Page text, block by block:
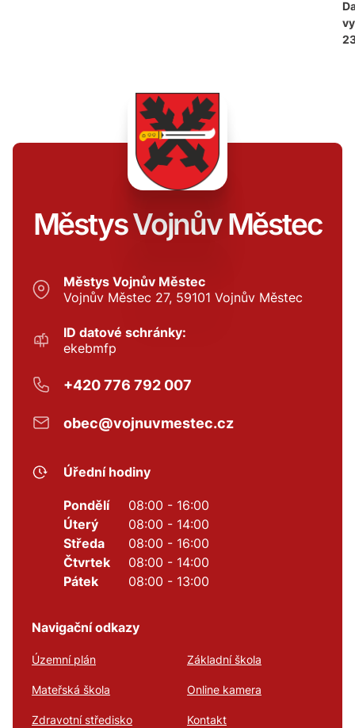
Městys Vojnův Městec
Městys Vojnův Městec
Vojnův Městec 27, 59101 Vojnův Městec
ID datové schránky:
ekebmfp
+420 776 792 007
obec@vojnuvmestec.cz
Úřední hodiny
Pondělí
08:00 - 16:00
Úterý
08:00 - 14:00
Středa
08:00 - 16:00
Čtvrtek
08:00 - 14:00
Pátek
08:00 - 13:00
Navigační odkazy
Územní plán Základní škola
Mateřská škola Online kamera
Zdravotní středisko Kontakt